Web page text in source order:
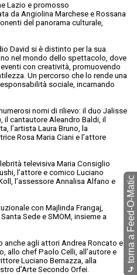
Lazio e promosso
da Angiolina Marchese e Rossana
del panorama culturale,
David si è distinto per la sua
nel mondo dello spettacolo, dove
con creatività, promuovendo
Un percorso che lo rende una
sociale, incarnando
nomi di rilievo: il duo Jalisse
il cantautore Aleandro Baldi, il
l’artista Laura Bruno, la
Rosa Maria Ciani e l’attore
televisiva Maria Consiglio
l’attore e comico Luciano
l’assessore Annalisa Alfano e
con Majlinda Frangaj,
Sede e SMOM, insieme a
agli attori Andrea Roncato e
allo chef Paolo Celli, all’autore e
Luciano Bernazza, alla
d’Arte Secondo Orfei.
⤷
torna a Feed-O-Matic